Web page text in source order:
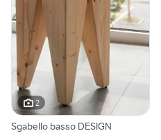
2
Sgabello basso DESIGN